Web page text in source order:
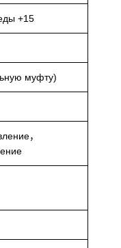
+15
муфту)
，